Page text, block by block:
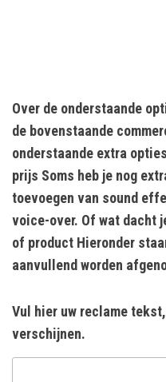
Over de onderstaande
de bovenstaande
onderstaande extra
prijs Soms heb je nog
toevoegen van sound
voice-over. Of wat dacht
of product Hieronder
aanvullend worden
Vul hier uw reclame
verschijnen.